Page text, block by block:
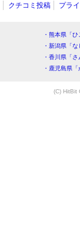
クチコミ投稿 プラ
・熊本県「
・新潟県「
・香川県「
・鹿児島県
(C) HitBit